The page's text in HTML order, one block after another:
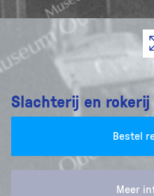
Slachterij en rokerij
Bestel
Meer